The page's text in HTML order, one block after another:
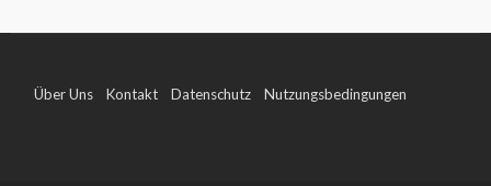
Über Uns Kontakt Datenschutz Nutzungsbedingungen